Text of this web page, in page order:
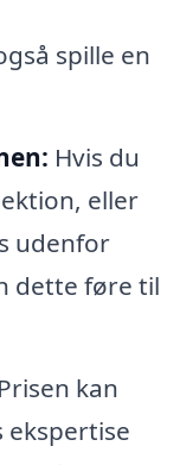
spille en
Hvis du
eller
udenfor
dette føre til
Prisen kan
ekspertise